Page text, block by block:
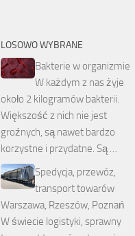
LOSOWO WYBRANE
Bakterie w organizmie
W każdym z nas żyje
około 2 kilogramów bakterii.
Większość z nich nie jest
groźnych, są nawet bardzo
korzystne i przydatne. Są …
Spedycja, przewóz,
transport towarów
Warszawa, Rzeszów, Poznań
W świecie logistyki, sprawny